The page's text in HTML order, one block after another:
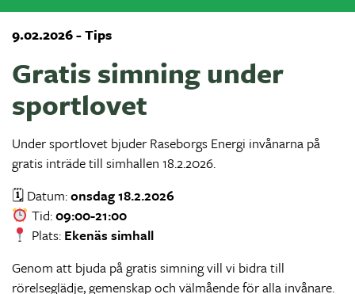
9.02.2026 - Tips
Gratis simning under
sportlovet
Under sportlovet bjuder Raseborgs Energi invånarna på
gratis inträde till simhallen 18.2.2026.
🗓 Datum:onsdag 18.2.2026
Tid:09:00-21:00
Plats: Ekenäs simhall
Genom att bjuda på gratis simning vill vi bidra till
rörelseglädje, gemenskap och välmående för alla invånare.